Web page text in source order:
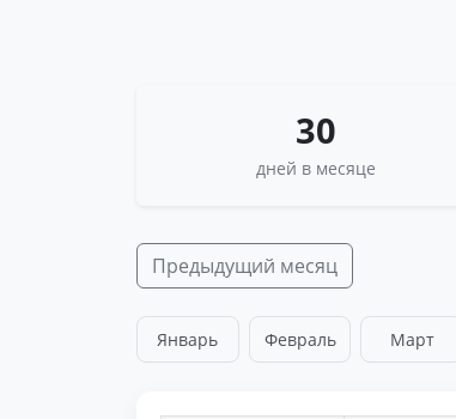
30
дней в месяце
Предыдущий месяц
Январь Февраль Март